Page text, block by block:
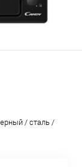
/ сталь /